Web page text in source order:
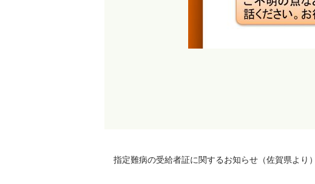
指定難病の受給者証に関するお知らせ（佐賀県より）